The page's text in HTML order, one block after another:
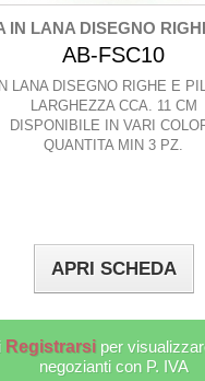
IN LANA DISEGNO
AB-FSC10
LANA DISEGNO RIGHE E
LARGHEZZA CCA. 11 CM
DISPONIBILE IN VARI
QUANTITA MIN 3 PZ.
APRI SCHEDA
Registrarsi per
negozianti con P. IVA